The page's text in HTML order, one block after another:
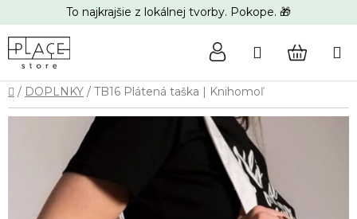
na
obsah
To najkrajšie z lokálnej tvorby. Pokope. 🎁
Hľadať
Domov
/ DOPLNKY / TB16 Plátená taška | Knihomoľ